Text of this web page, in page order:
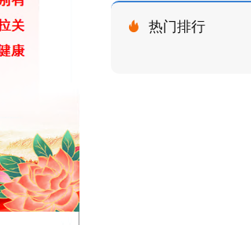
热门排行